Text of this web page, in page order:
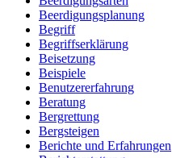
Beerdigungsplanung
Begriff
Begriffserklärung
Beisetzung
Beispiele
Benutzererfahrung
Beratung
Bergrettung
Bergsteigen
Berichte und Erfahrungen